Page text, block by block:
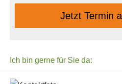
Jetzt Termin
Ich bin gerne für Sie da: